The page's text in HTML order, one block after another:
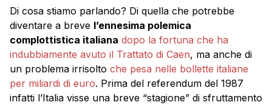
Di cosa stiamo parlando? Di quella che potrebbe
diventare a breve l’ennesima polemica
complottistica italiana dopo la fortuna che ha
indubbiamente avuto il Trattato di Caen, ma anche di
un problema irrisolto che pesa nelle bollette italiane
per miliardi di euro. Prima del referendum del 1987
infatti l’Italia visse una breve “stagione” di sfruttamento